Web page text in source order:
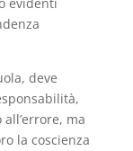
deve
ma
la coscienza